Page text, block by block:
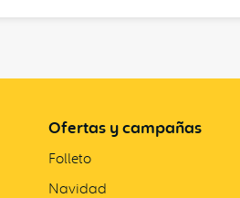
Ofertas y campañas
Folleto
Navidad